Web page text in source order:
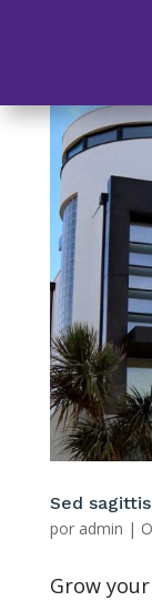
Sed
por admin |
Grow